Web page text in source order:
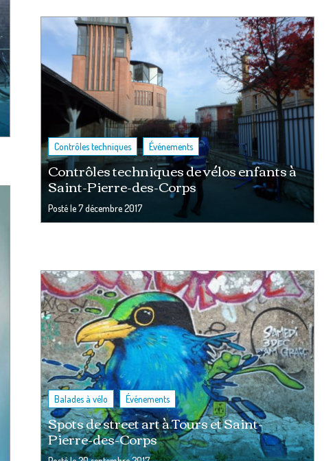
Contrôles techniques , Événements
Contrôles techniques de vélos enfants à
Saint-Pierre-des-Corps
Posté le7 décembre 2017
Balades à vélo , Événements
Spots de street art à Tours et Saint-
Pierre-des-Corps